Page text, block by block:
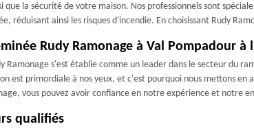
la sécurité de votre maison. Nos professionnels sont
réduisant ainsi les risques d'incendie. En choisissant Rudy
Rudy Ramonage à Val Pompadour
Ramonage s'est établie comme un leader dans le secteur du
est primordiale à nos yeux, et c'est pourquoi nous mettons
vous pouvez avoir confiance en notre expérience et notre
qualifiés